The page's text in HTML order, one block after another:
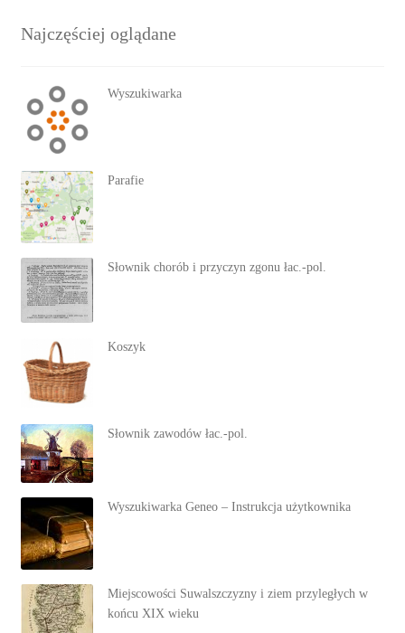
Najczęściej oglądane
Wyszukiwarka
Parafie
Słownik chorób i przyczyn zgonu łac.-pol.
Koszyk
Słownik zawodów łac.-pol.
Wyszukiwarka Geneo – Instrukcja użytkownika
Miejscowości Suwalszczyzny i ziem przyległych w
końcu XIX wieku